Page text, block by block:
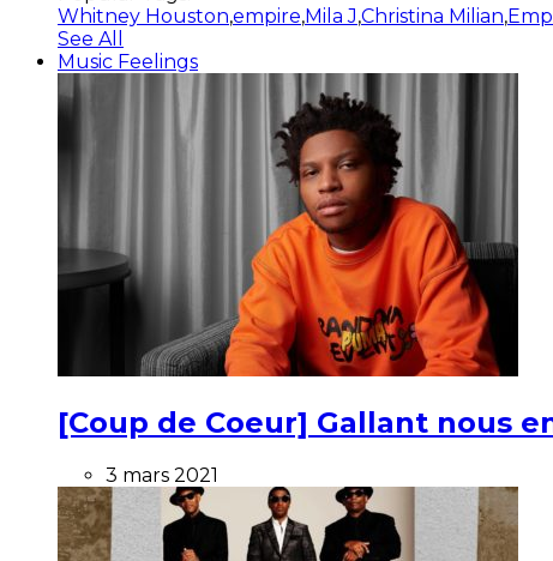
Whitney Houston,empire,Mila J,Christina Milian,
See All
Music Feelings
[Coup de Coeur] Gallant nous
3 mars 2021